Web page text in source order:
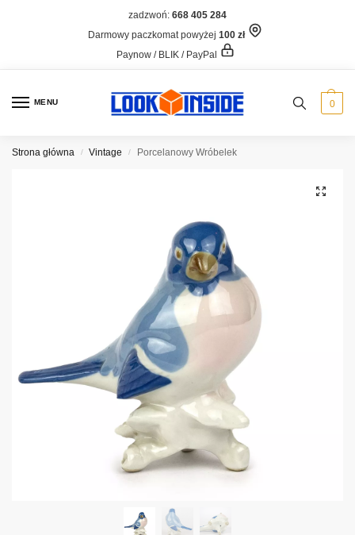
zadzwoń: 668 405 284
Darmowy paczkomat powyżej 100 zł
Paynow / BLIK / PayPal
MENU 0
Strona główna / Vintage / Porcelanowy Wróbelek